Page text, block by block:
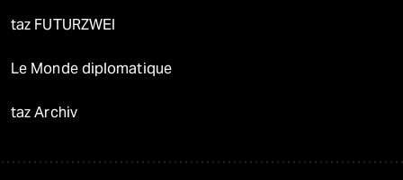
taz FUTURZWEI
Le Monde diplomatique
taz Archiv